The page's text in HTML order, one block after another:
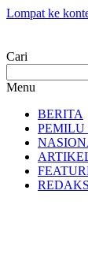
Lompat ke
Cari
Menu
BERITA
PEMILU